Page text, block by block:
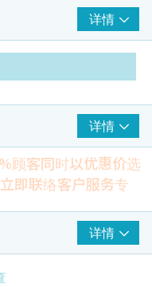
详情
复诊 详情
顾客同时以优惠价选
即联络客户服务专
表面抗体、甲型肝炎病毒
详情